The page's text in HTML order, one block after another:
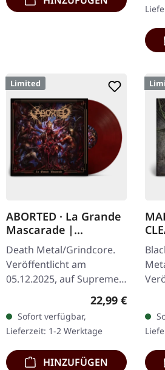
Limited
ABORTED · La Grande
Mascarade |
TRANSPARENT
RED/BLACK LP
Death Metal/Grindcore.
Veröffentlicht am
05.12.2025, auf Supreme
Chaos Records. Zum
ersten Mal auf Vinyl mit
speziellem Mastering
extra für Vinyl.…
Regulärer Preis:
22,99 €
Sofort verfügbar,
Lieferzeit: 1-2 Werktage
HINZUFÜGEN